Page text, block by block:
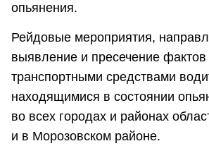
опьянения.
Рейдовые мероприятия,
выявление и пресечение
транспортными средствами
находящимися в состоянии
во всех городах и районах
и в Морозовском районе.